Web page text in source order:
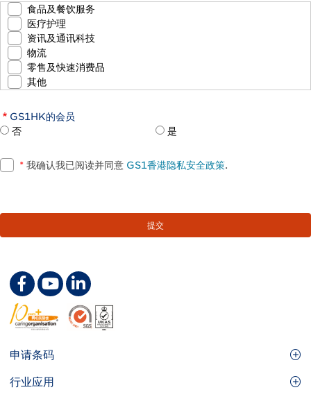
食品及餐饮服务
医疗护理
资讯及通讯科技
物流
零售及快速消费品
其他
GS1HK的会员
否
是
* 我确认我已阅读并同意 GS1香港隐私安全政策.
Footer
Site
申请条码
GS1条码
行业应用